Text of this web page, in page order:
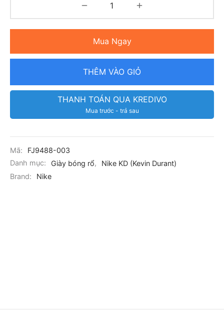
Mua Ngay
THÊM VÀO GIỎ
THANH TOÁN QUA KREDIVO
Mua trước - trả sau
Mã:
FJ9488-003
Danh mục:
Giày bóng rổ,
Nike KD (Kevin Durant)
Brand:
Nike